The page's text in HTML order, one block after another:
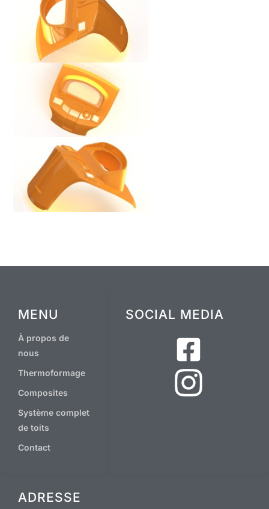
ADRESSE
SOCIAL MEDIA
MENU
À propos de
nous
Thermoformage
Composites
Système complet
de toits
Contact